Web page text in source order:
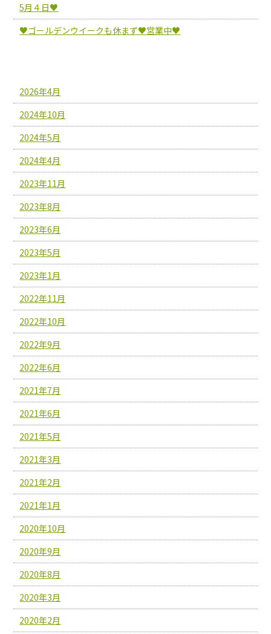
5月４日♥
♥ゴールデンウイークも休まず♥営業中♥
2026年4月
2024年10月
2024年5月
2024年4月
2023年11月
2023年8月
2023年6月
2023年5月
2023年1月
2022年11月
2022年10月
2022年9月
2022年6月
2021年7月
2021年6月
2021年5月
2021年3月
2021年2月
2021年1月
2020年10月
2020年9月
2020年8月
2020年3月
2020年2月